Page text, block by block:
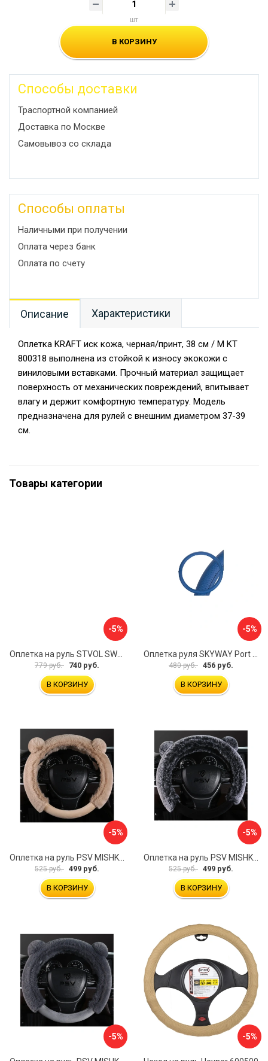
шт
В КОРЗИНУ
Способы доставки
Траспортной компанией
Доставка по Москве
Самовывоз со склада
Способы оплаты
Наличными при получении
Оплата через банк
Оплата по счету
Описание Характеристики
Оплетка KRAFT иск кожа, черная/принт, 38 см / M KT
800318 выполнена из стойкой к износу экокожи с
виниловыми вставками. Прочный материал защищает
поверхность от механических повреждений, впитывает
влагу и держит комфортную температуру. Модель
предназначена для рулей с внешним диаметром 37-39
см.
Товары категории
-5%
779 руб. 740 руб.
В КОРЗИНУ
-5%
480 руб. 456 руб.
В КОРЗИНУ
-5%
Оплетка на руль PSV MISHKA Premium 136099
525 руб. 499 руб.
В КОРЗИНУ
-5%
Оплетка на руль PSV MISHKA Premium 136095
525 руб. 499 руб.
В КОРЗИНУ
-5% -5%